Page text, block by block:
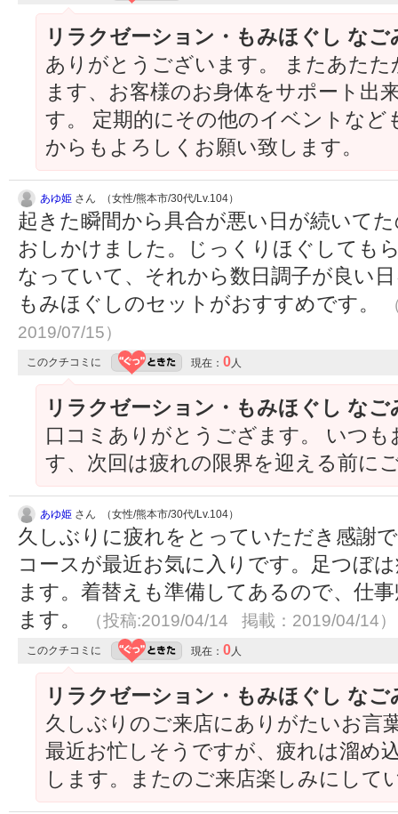
リラクゼーション・もみほぐし なご
ありがとうございます。 またあた
ます、お客様のお身体をサポート出
す。 定期的にその他のイベントな
からもよろしくお願い致します。
あゆ姫 さん （女性/熊本市/30代/Lv.104）
起きた瞬間から具合が悪い日が続いて
おしかけました。じっくりほぐしても
なっていて、それから数日調子が良い
もみほぐしのセットがおすすめです。
2019/07/15）
このクチコミに 現在： 0人
リラクゼーション・もみほぐし なご
口コミありがとうござます。 いつ
す、次回は疲れの限界を迎える前に
あゆ姫 さん （女性/熊本市/30代/Lv.104）
久しぶりに疲れをとっていただき感謝
コースが最近お気に入りです。足つぼ
ます。着替えも準備してあるので、仕
ます。
（投稿:2019/04/14 掲載：2019/04/14）
このクチコミに 現在： 0人
リラクゼーション・もみほぐし なご
久しぶりのご来店にありがたいお言
最近お忙しそうですが、疲れは溜め
します。またのご来店楽しみにして